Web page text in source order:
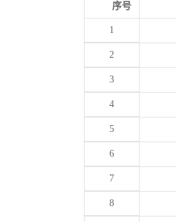
序号
1
2
3
4
5
6
7
8